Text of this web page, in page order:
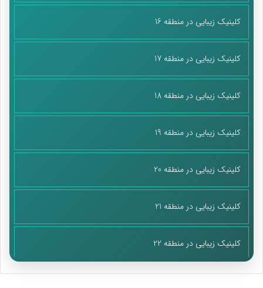
کلینیک زیبایی در منطقه 16
کلینیک زیبایی در منطقه 17
کلینیک زیبایی در منطقه 18
کلینیک زیبایی در منطقه 19
کلینیک زیبایی در منطقه 20
کلینیک زیبایی در منطقه 21
کلینیک زیبایی در منطقه 22